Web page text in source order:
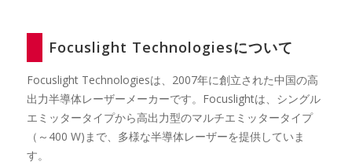
Focuslight Technologiesについて
Focuslight Technologiesは、2007年に創立された中国の高
出力半導体レーザーメーカーです。Focuslightは、シングル
エミッタータイプから高出力型のマルチエミッタータイプ
（～400 W)まで、多様な半導体レーザーを提供していま
す。